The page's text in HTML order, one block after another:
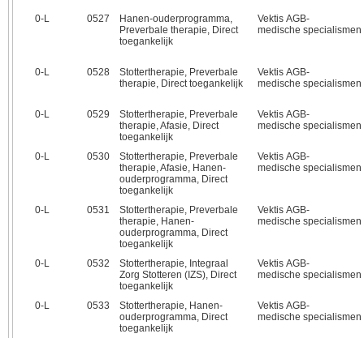
0‑L 0527
Hanen-ouderprogramma,
Preverbale therapie, Direct
toegankelijk
Vektis AGB-
medische specialismen
0‑L 0528
Stottertherapie, Preverbale
therapie, Direct toegankelijk
Vektis AGB-
medische specialismen
0‑L 0529
Stottertherapie, Preverbale
therapie, Afasie, Direct
toegankelijk
Vektis AGB-
medische specialismen
0‑L 0530
Stottertherapie, Preverbale
therapie, Afasie, Hanen-
ouderprogramma, Direct
toegankelijk
Vektis AGB-
medische specialismen
0‑L 0531
Stottertherapie, Preverbale
therapie, Hanen-
ouderprogramma, Direct
toegankelijk
Vektis AGB-
medische specialismen
0‑L 0532
Stottertherapie, Integraal
Zorg Stotteren (IZS), Direct
toegankelijk
Vektis AGB-
medische specialismen
0‑L 0533
Stottertherapie, Hanen-
ouderprogramma, Direct
toegankelijk
Vektis AGB-
medische specialismen